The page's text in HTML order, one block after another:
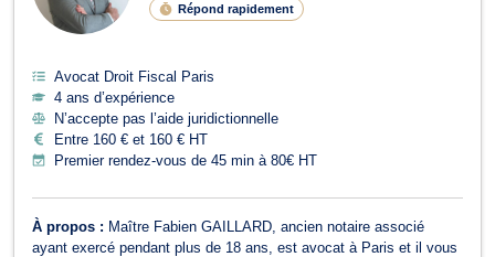
Répond rapidement
Avocat Droit Fiscal Paris
4 ans d’expérience
N’accepte pas l’aide juridictionnelle
Entre 160 € et 160 € HT
Premier rendez-vous de 45 min à 80€ HT
À propos : Maître Fabien GAILLARD, ancien notaire associé
ayant exercé pendant plus de 18 ans, est avocat à Paris et il vous